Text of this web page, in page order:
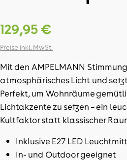
129,95 €
Preise inkl. MwSt.
Mit den AMPELMANN
atmosphärisches Licht und
Perfekt, um Wohnräume
Lichtakzente zu setzen – ein
Kultfaktor statt klassischer
Inklusive E27 LED
In- und Outdoor geeignet